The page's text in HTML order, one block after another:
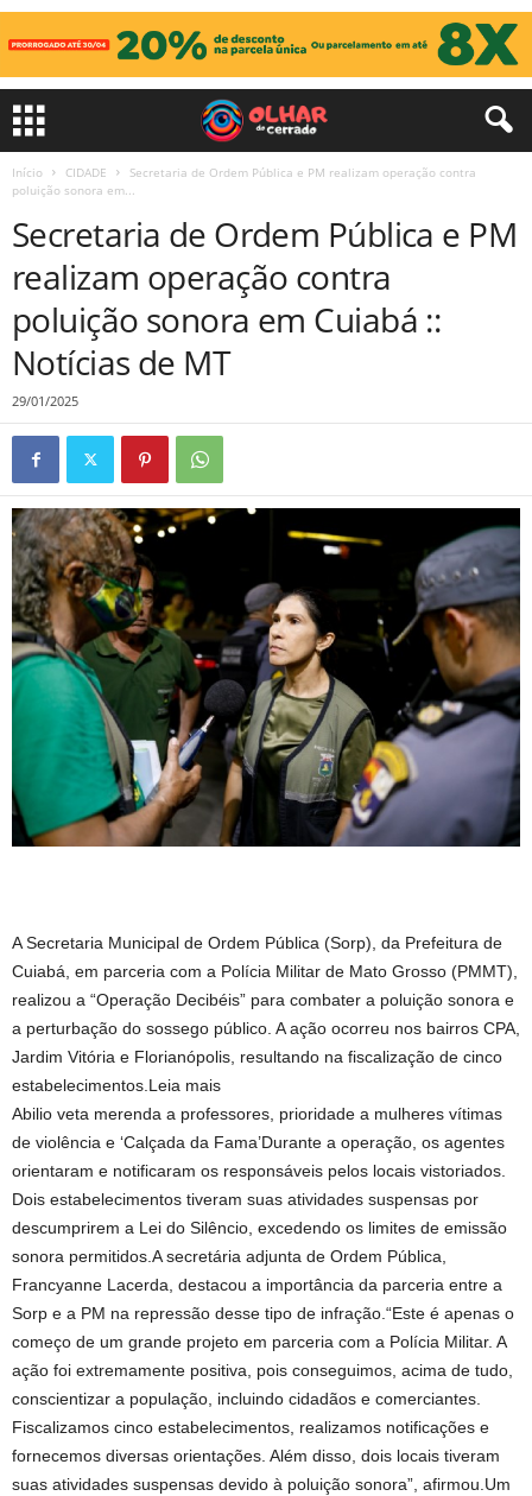
Início CIDADE
Secretaria de Ordem Pública e PM realizam operação contra
poluição sonora em...
Secretaria de Ordem Pública e PM
realizam operação contra
poluição sonora em Cuiabá ::
Notícias de MT
29/01/2025
A Secretaria Municipal de Ordem Pública (Sorp), da Prefeitura de
Cuiabá, em parceria com a Polícia Militar de Mato Grosso (PMMT),
realizou a “Operação Decibéis” para combater a poluição sonora e
a perturbação do sossego público. A ação ocorreu nos bairros CPA,
Jardim Vitória e Florianópolis, resultando na fiscalização de cinco
estabelecimentos.Leia mais
Abilio veta merenda a professores, prioridade a mulheres vítimas
de violência e ‘Calçada da Fama’Durante a operação, os agentes
orientaram e notificaram os responsáveis pelos locais vistoriados.
Dois estabelecimentos tiveram suas atividades suspensas por
descumprirem a Lei do Silêncio, excedendo os limites de emissão
sonora permitidos.A secretária adjunta de Ordem Pública,
Francyanne Lacerda, destacou a importância da parceria entre a
Sorp e a PM na repressão desse tipo de infração.“Este é apenas o
começo de um grande projeto em parceria com a Polícia Militar. A
ação foi extremamente positiva, pois conseguimos, acima de tudo,
conscientizar a população, incluindo cidadãos e comerciantes.
Fiscalizamos cinco estabelecimentos, realizamos notificações e
fornecemos diversas orientações. Além disso, dois locais tiveram
suas atividades suspensas devido à poluição sonora”, afirmou.Um